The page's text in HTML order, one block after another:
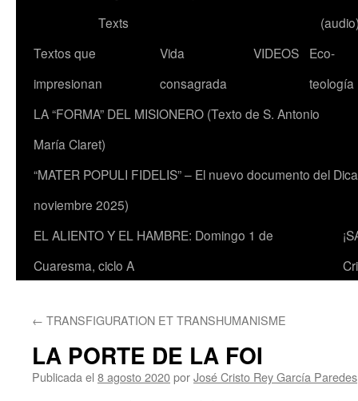
Texts
Textos que
impresionan
Vida
consagrada
VIDEOS
Eco-
teología
LA “FORMA” DEL MISIONERO (Texto de S. Antonio
María Claret)
“MATER POPULI FIDELIS” – El nuevo documento del
noviembre 2025)
EL ALIENTO Y EL HAMBRE: Domingo 1 de
Cuaresma, ciclo A
← TRANSFIGURATION ET TRANSHUMANISME
LA PORTE DE LA FOI
Publicada el 8 agosto 2020porJosé Cristo Rey García Paredes